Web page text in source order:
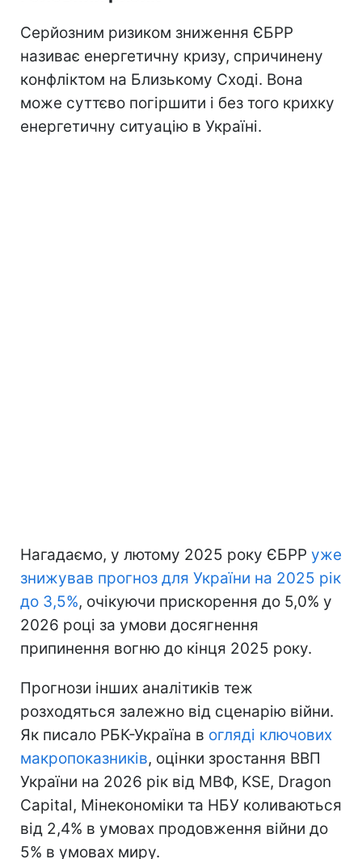
Серйозним ризиком зниження ЄБРР
називає енергетичну кризу, спричинену
конфліктом на Близькому Сході. Вона
може суттєво погіршити і без того крихку
енергетичну ситуацію в Україні.
Нагадаємо, у лютому 2025 року ЄБРР уже
знижував прогноз для України на 2025 рік
до 3,5%, очікуючи прискорення до 5,0% у
2026 році за умови досягнення
припинення вогню до кінця 2025 року.
Прогнози інших аналітиків теж
розходяться залежно від сценарію війни.
Як писало РБК-Україна в огляді ключових
макропоказників, оцінки зростання ВВП
України на 2026 рік від МВФ, KSE, Dragon
Capital, Мінекономіки та НБУ коливаються
від 2,4% в умовах продовження війни до
5% в умовах миру.